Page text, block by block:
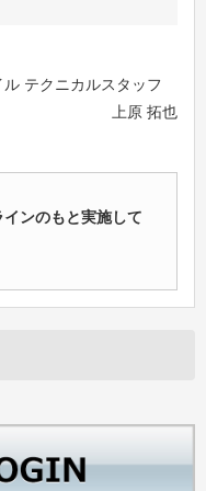
ル テクニカルスタッフ
上原 拓也
ンのもと実施して